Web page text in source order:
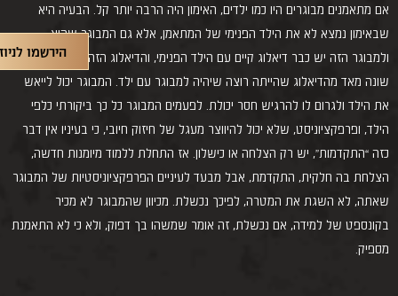
אם מתאמנים מבוגרים היו כמו ילדים, האימון היה הרבה יותר קל. הבעיה היא
שבאימון נמצא לא את הילד הפנימי של המתאמן, אלא גם המבוגר שהוא,
ולמבוגר הזה יש כבר דיאלוג קיים עם הילד הפנימי, והדיאלוג הזה עלול להיות
שונה מאד מהדיאלוג שהייתה רוצה שיהיה למבוגר עם ילד. המבוגר יכול לייאש
את הילד ולגרום לו להרגיש חסר יכולת. לפעמים המבוגר כל כך ביקורתי כלפי
הילד, ופרפקציוניסט, שלא יכול להיווצר מעגל של חיזוק חיובי, כי בעיניו אין דבר
כזה “התקדמות”, יש רק הצלחה או כישלון. אז התחלת ללמוד מיומנות חדשה,
הצלחת בה חלקית, התקדמת, אבל מבעד לעיניים הפרפקציוניסטיות של המבוגר
שאתה, לא השגת את המטרה, לפיכך נכשלת. מכיוון שהמבוגר לא מכיר
בקונספט של למידה, אם נכשלת, זה אומר שמשהו בך דפוק, ולא כי לא התאמנת
מספיק.
הירשמו